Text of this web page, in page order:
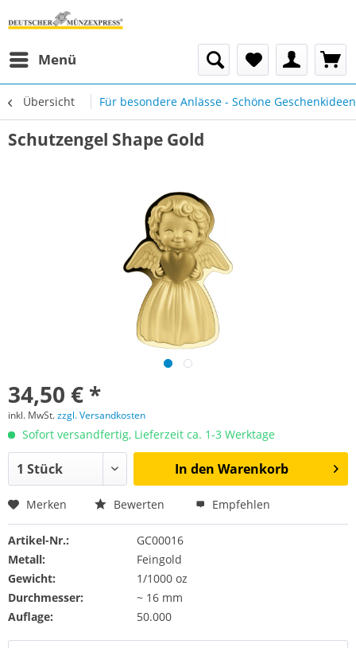
Menü
Übersicht Für besondere Anlässe - Schöne Geschenkideen
Schutzengel Shape Gold
34,50 € *
inkl. MwSt.zzgl. Versandkosten
Sofort versandfertig, Lieferzeit ca. 1-3 Werktage
In den Warenkorb
Merken Bewerten Empfehlen
Artikel-Nr.:
GC00016
Metall:
Feingold
Gewicht:
1/1000 oz
Durchmesser:
~ 16 mm
Auflage:
50.000